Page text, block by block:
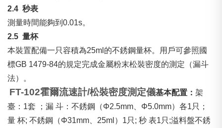
2.4秒表
測量時間能夠到0.01s。
2.5量杯
本裝置配備一只容積為25ml的不銹鋼量杯。用戶可參照國
標GB 1479-84的規定完成金屬粉末松裝密度的測定（漏斗
法）。
FT-102霍爾流速計/松裝密度測定儀基本配置：架
臺：1套 ；漏 斗：不銹鋼（Φ2.5mm、Φ5.0mm）各1只；
量 杯; 不銹鋼（Φ31mm、25ml）1只; 秒 表1只;溢料盤不銹